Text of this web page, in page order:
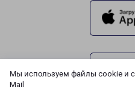
Мы используем файлы cookie и
Mail